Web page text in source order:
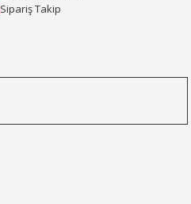
Sipariş Takip